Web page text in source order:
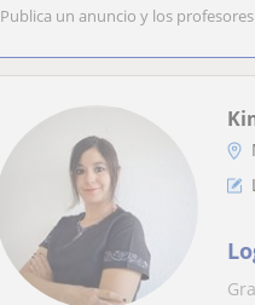
Publica un anuncio y los